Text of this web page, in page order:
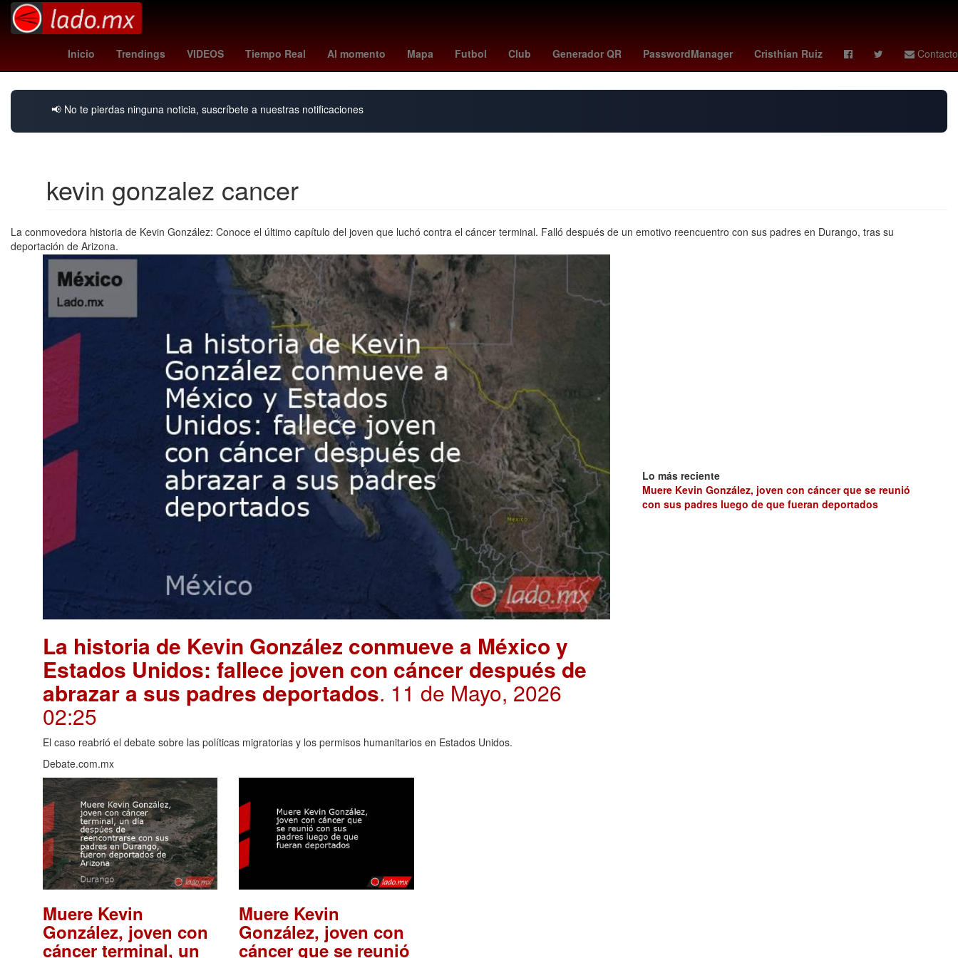
Inicio Trendings VIDEOS Tiempo Real Al momento Mapa Futbol Club Generador QR PasswordManager Cristhian Ruiz Contacto
florian monzon club atlético morelia Asamblea 24 de Septiembre España Basti Schweinsteiger ronald araújo andré jardine phillies - blue jays Aguascalientes
📢 No te pierdas ninguna noticia, suscríbete a nuestras notificaciones
kevin gonzalez cancer
La conmovedora historia de Kevin González: Conoce el último capítulo del joven que luchó contra el cáncer terminal. Falló después de un emotivo reencuentro con sus padres en Durango, tras su
deportación de Arizona.
La historia de Kevin González conmueve a México y
Estados Unidos: fallece joven con cáncer después de
abrazar a sus padres deportados. 11 de Mayo, 2026
02:25
El caso reabrió el debate sobre las políticas migratorias y los permisos humanitarios en Estados Unidos.
Debate.com.mx
Muere Kevin
González, joven con
cáncer terminal, un
Muere Kevin
González, joven con
cáncer que se reunió
Lo más reciente
Muere Kevin González, joven con cáncer que se reunió
con sus padres luego de que fueran deportados